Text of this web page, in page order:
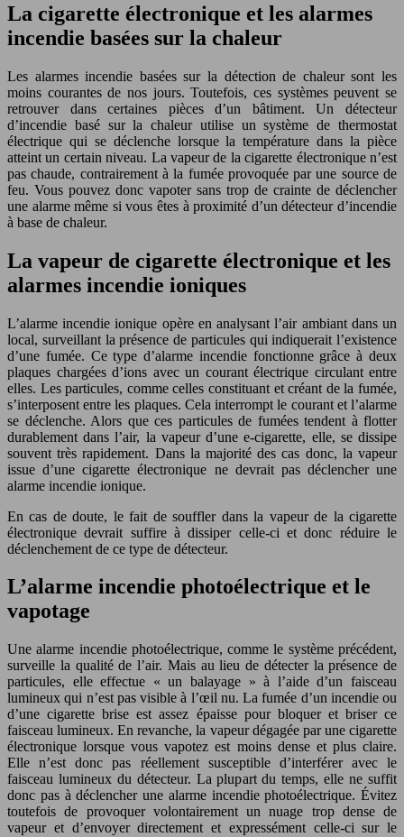
La cigarette électronique et les alarmes
incendie basées sur la chaleur
Les alarmes incendie basées sur la détection de chaleur sont les
moins courantes de nos jours. Toutefois, ces systèmes peuvent se
retrouver dans certaines pièces d’un bâtiment. Un détecteur
d’incendie basé sur la chaleur utilise un système de thermostat
électrique qui se déclenche lorsque la température dans la pièce
atteint un certain niveau. La vapeur de la cigarette électronique n’est
pas chaude, contrairement à la fumée provoquée par une source de
feu. Vous pouvez donc vapoter sans trop de crainte de déclencher
une alarme même si vous êtes à proximité d’un détecteur d’incendie
à base de chaleur.
La vapeur de cigarette électronique et les
alarmes incendie ioniques
L’alarme incendie ionique opère en analysant l’air ambiant dans un
local, surveillant la présence de particules qui indiquerait l’existence
d’une fumée. Ce type d’alarme incendie fonctionne grâce à deux
plaques chargées d’ions avec un courant électrique circulant entre
elles. Les particules, comme celles constituant et créant de la fumée,
s’interposent entre les plaques. Cela interrompt le courant et l’alarme
se déclenche. Alors que ces particules de fumées tendent à flotter
durablement dans l’air, la vapeur d’une e-cigarette, elle, se dissipe
souvent très rapidement. Dans la majorité des cas donc, la vapeur
issue d’une cigarette électronique ne devrait pas déclencher une
alarme incendie ionique.
En cas de doute, le fait de souffler dans la vapeur de la cigarette
électronique devrait suffire à dissiper celle-ci et donc réduire le
déclenchement de ce type de détecteur.
L’alarme incendie photoélectrique et le
vapotage
Une alarme incendie photoélectrique, comme le système précédent,
surveille la qualité de l’air. Mais au lieu de détecter la présence de
particules, elle effectue « un balayage » à l’aide d’un faisceau
lumineux qui n’est pas visible à l’œil nu. La fumée d’un incendie ou
d’une cigarette brise est assez épaisse pour bloquer et briser ce
faisceau lumineux. En revanche, la vapeur dégagée par une cigarette
électronique lorsque vous vapotez est moins dense et plus claire.
Elle n’est donc pas réellement susceptible d’interférer avec le
faisceau lumineux du détecteur. La plupart du temps, elle ne suffit
donc pas à déclencher une alarme incendie photoélectrique. Évitez
toutefois de provoquer volontairement un nuage trop dense de
vapeur et d’envoyer directement et expressément celle-ci sur le